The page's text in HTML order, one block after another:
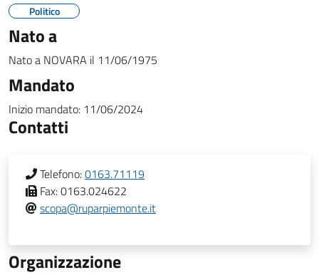
Politico
Nato a
Nato a NOVARA il 11/06/1975
Mandato
Inizio mandato: 11/06/2024
Contatti
Telefono:0163.71119
Fax:0163.024622
scopa@ruparpiemonte.it
Organizzazione